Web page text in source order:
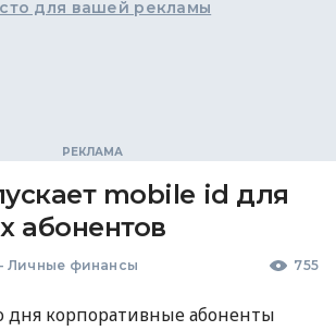
для вашей рекламы
mobile id для
абонентов
Личные финансы 755
дня корпоративные абоненты